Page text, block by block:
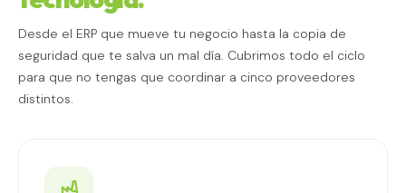
Desde el ERP que mueve tu negocio hasta la copia de
seguridad que te salva un mal día. Cubrimos todo el ciclo
para que no tengas que coordinar a cinco proveedores
distintos.